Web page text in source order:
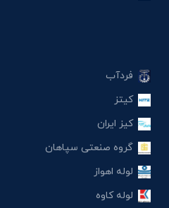
فردآب
کیتز
کیز ایران
گروه صنعتی سپاهان
لوله اهواز
لوله کاوه